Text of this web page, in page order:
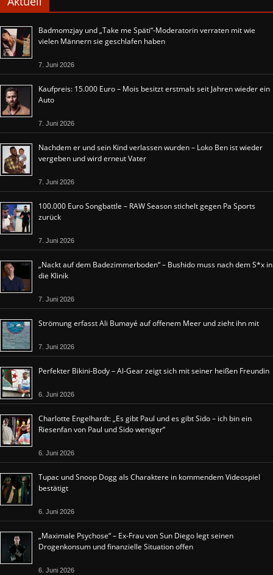
Badmomzjay und „Take me Späti“-Moderatorin verraten mit wie
vielen Männern sie geschlafen haben
7. Juni 2026
Kaufpreis: 15.000 Euro – Mois besitzt erstmals seit Jahren wieder ein
Auto
7. Juni 2026
Nachdem er und sein Kind verlassen wurden – Loko Ben ist wieder
vergeben und wird erneut Vater
7. Juni 2026
100.000 Euro Songbattle – RAW Season stichelt gegen Pa Sports
zurück
7. Juni 2026
„Nackt auf dem Badezimmerboden“ – Bushido muss nach dem S*x in
die Klinik
7. Juni 2026
Strömung erfasst Ali Bumayé auf offenem Meer und zieht ihn mit
7. Juni 2026
Perfekter Bikini-Body – Al-Gear zeigt sich mit seiner heißen Freundin
6. Juni 2026
Charlotte Engelhardt: „Es gibt Paul und es gibt Sido – ich bin ein
Riesenfan von Paul und Sido weniger“
6. Juni 2026
Tupac und Snoop Dogg als Charaktere in kommendem Videospiel
bestätigt
6. Juni 2026
„Maximale Psychose“ – Ex-Frau von Sun Diego legt seinen
Drogenkonsum und finanzielle Situation offen
6. Juni 2026